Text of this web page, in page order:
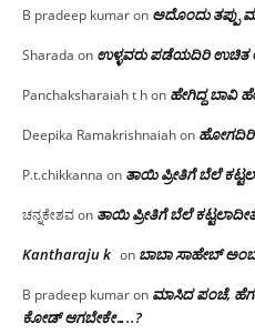
B pradeep kumaron ಅದೊಂದು ತಪ್ಪು
Sharada on ಉಳ್ಳವರು ಪಡೆಯದಿರಿ ಉಚಿತ
Panchaksharaiah t hon ಹೇಗಿದ್ದ ಬಾವಿ
Deepika Ramakrishnaiahon ಹೋಗದಿರಿ
P.t.chikkanna on ತಾಯಿ ಪ್ರೀತಿಗೆ ಬೆಲೆ
ಚನ್ನಕೇಶವon ತಾಯಿ ಪ್ರೀತಿಗೆ ಬೆಲೆ
Kantharaju k on ಬಾಬಾ ಸಾಹೇಬ್
B pradeep kumaron ಮಾಸಿದ ಪಂಚೆ,
ಕೋಡ್ ಆಗಬೇಕೇ…..?‌